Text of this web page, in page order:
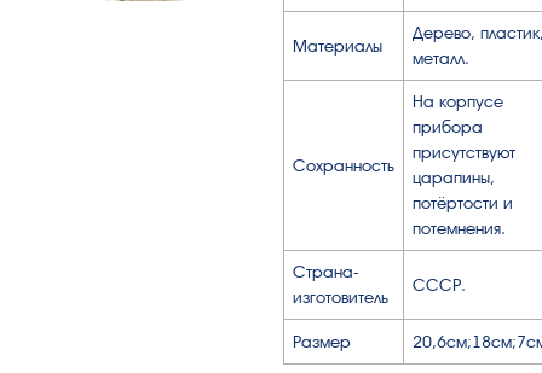
Материалы
Дерево,
металл.
Сохранность
На корпусе
прибора
присутствуют
царапины,
потёртости и
потемнения.
Страна-
изготовитель
СССР.
Размер